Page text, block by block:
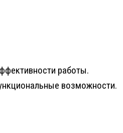
работы.
возможности.